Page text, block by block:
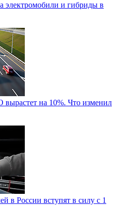
электромобили и гибриды в
на 10%. Что изменил
в России вступят в силу с 1